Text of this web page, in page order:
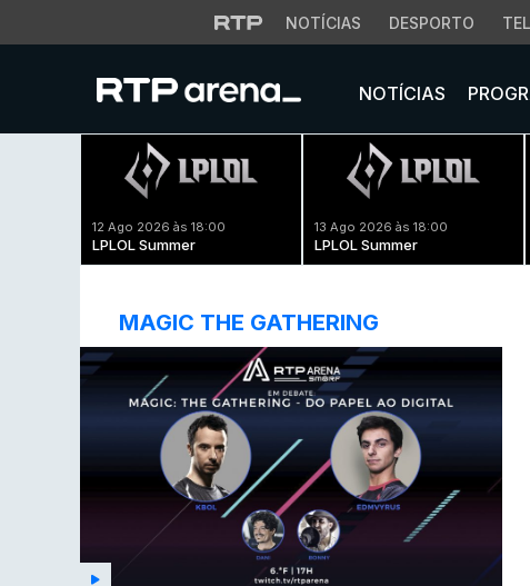
NOTÍCIAS DESPORTO
NOTÍCIAS
12 Ago 2026 às 18:00
LPLOL Summer
13 Ago 2026 às 18:00
LPLOL Summer
MAGIC THE GATHERING